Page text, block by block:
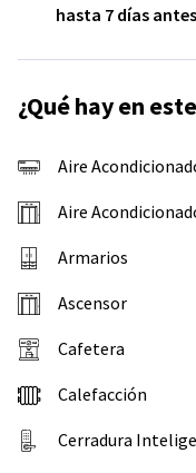
hasta 7 días
¿Qué hay en
Aire
Aire
Armarios
Ascensor
Cafetera
Calefacción
Cerradura